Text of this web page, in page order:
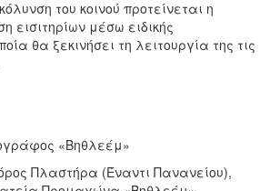
του κοινού προτείνεται η
εισιτηρίων μέσω ειδικής
θα ξεκινήσει τη λειτουργία της τις
«Βηθλεέμ»
Πλαστήρα (Έναντι Πανανείου),